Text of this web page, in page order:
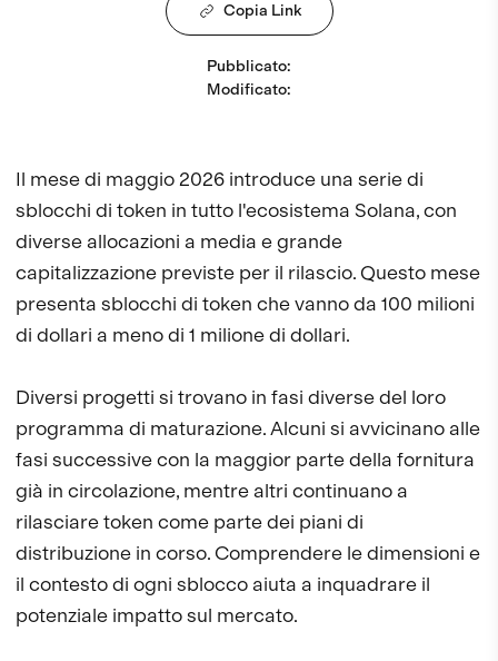
Copia Link
Pubblicato:
Modificato:
Il mese di maggio 2026 introduce una serie di
sblocchi di token in tutto l'ecosistema Solana, con
diverse allocazioni a media e grande
capitalizzazione previste per il rilascio. Questo mese
presenta sblocchi di token che vanno da 100 milioni
di dollari a meno di 1 milione di dollari.
Diversi progetti si trovano in fasi diverse del loro
programma di maturazione. Alcuni si avvicinano alle
fasi successive con la maggior parte della fornitura
già in circolazione, mentre altri continuano a
rilasciare token come parte dei piani di
distribuzione in corso. Comprendere le dimensioni e
il contesto di ogni sblocco aiuta a inquadrare il
potenziale impatto sul mercato.